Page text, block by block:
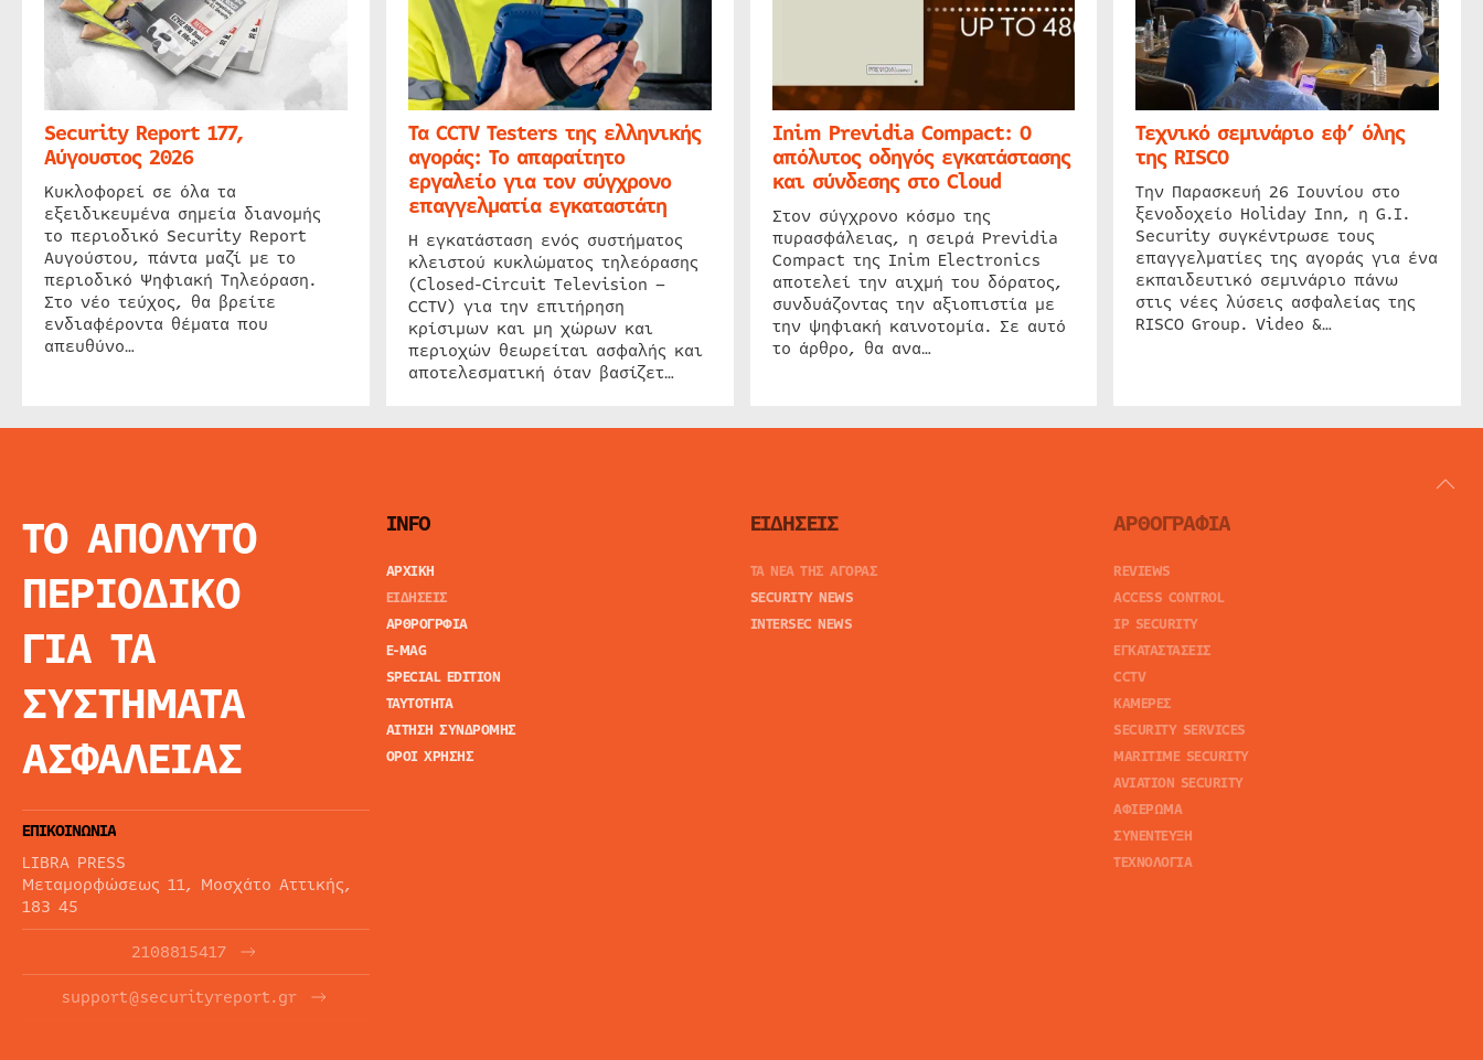
Security Report 177,
Αύγουστος 2026
Κυκλοφορεί σε όλα τα
εξειδικευμένα σημεία διανομής
το περιοδικό Security Report
Αυγούστου, πάντα μαζί με το
περιοδικό Ψηφιακή Τηλεόραση.
Στο νέο τεύχος, θα βρείτε
ενδιαφέροντα θέματα που
απευθύνο…
Τα CCTV Testers της ελληνικής
αγοράς: Το απαραίτητο
εργαλείο για τον σύγχρονο
επαγγελματία εγκαταστάτη
Η εγκατάσταση ενός συστήματος
κλειστού κυκλώματος τηλεόρασης
(Closed-Circuit Television –
CCTV) για την επιτήρηση
κρίσιμων και μη χώρων και
περιοχών θεωρείται ασφαλής και
αποτελεσματική όταν βασίζετ…
Inim Previdia Compact: Ο
απόλυτος οδηγός εγκατάστασης
και σύνδεσης στο Cloud
Στον σύγχρονο κόσμο της
πυρασφάλειας, η σειρά Previdia
Compact της Inim Electronics
αποτελεί την αιχμή του δόρατος,
συνδυάζοντας την αξιοπιστία με
την ψηφιακή καινοτομία. Σε αυτό
το άρθρο, θα ανα…
Τεχνικό σεμινάριο εφ’ όλης
της RISCO
Την Παρασκευή 26 Ιουνίου στο
ξενοδοχείο Holiday Inn, η G.I.
Security συγκέντρωσε τους
επαγγελματίες της αγοράς για ένα
εκπαιδευτικό σεμινάριο πάνω
στις νέες λύσεις ασφαλείας της
RISCO Group. Video &…
ΤΟ ΑΠΟΛΥΤΟ
ΠΕΡΙΟΔΙΚΟ
ΓΙΑ ΤΑ
ΣΥΣΤΗΜΑΤΑ
ΑΣΦΑΛΕΙΑΣ
ΕΠΙΚΟΙΝΩΝΙΑ
LIBRA PRESS
Μεταμορφώσεως 11, Μοσχάτο Αττικής,
183 45
2108815417
support@securityreport.gr
INFO
ΑΡΧΙΚΗ
ΕΙΔΗΣΕΙΣ
ΑΡΘΡΟΓΡΦΙΑ
E-MAG
SPECIAL EDITION
ΤΑΥΤΟΤΗΤΑ
ΑΙΤΗΣΗ ΣΥΝΔΡΟΜΗΣ
ΟΡΟΙ ΧΡΗΣΗΣ
ΕΙΔΗΣΕΙΣ
ΤΑ ΝΕΑ ΤΗΣ ΑΓΟΡΑΣ
SECURITY NEWS
INTERSEC NEWS
ΑΡΘΟΓΡΑΦΙΑ
REVIEWS
ACCESS CONTROL
IP SECURITY
ΕΓΚΑΤΑΣΤΑΣΕΙΣ
CCTV
ΚΑΜΕΡΕΣ
SECURITY SERVICES
MARITIME SECURITY
AVIATION SECURITY
ΑΦΙΕΡΩΜΑ
ΣΥΝΕΝΤΕΥΞΗ
ΤΕΧΝΟΛΟΓΙΑ